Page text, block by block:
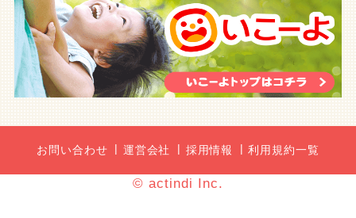
お問い合わせ 運営会社 採用情報 利用規約一覧
© actindi Inc.